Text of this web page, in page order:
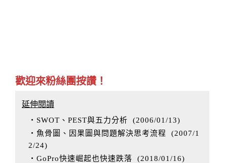
歡迎來粉絲團按讚！
延伸閱讀
‧SWOT、PEST與五力分析 (2006/01/13)
‧魚骨圖、因果圖與問題解決思考流程
(2007/1
2/24)
‧GoPro快速崛起也快速跌落 (2018/01/16)